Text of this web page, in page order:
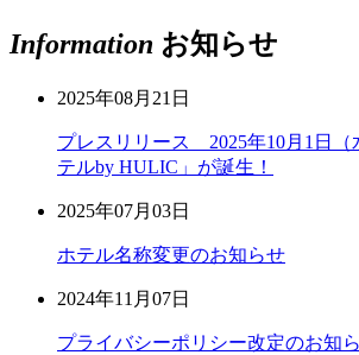
Information お知らせ
2025年08月21日
プレスリリース 2025年10月1日（
テルby HULIC」が誕生！
2025年07月03日
ホテル名称変更のお知らせ
2024年11月07日
プライバシーポリシー改定のお知